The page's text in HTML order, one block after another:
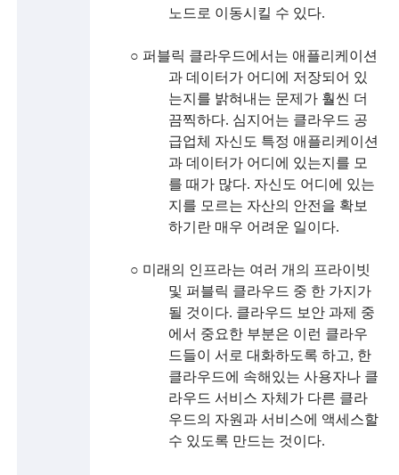
e
노드로 이동시킬 수 있다.
○ 퍼블릭 클라우드에서는 애플리케이션
과 데이터가 어디에 저장되어 있
는지를 밝혀내는 문제가 훨씬 더
끔찍하다. 심지어는 클라우드 공
급업체 자신도 특정 애플리케이션
과 데이터가 어디에 있는지를 모
를 때가 많다. 자신도 어디에 있는
지를 모르는 자산의 안전을 확보
하기란 매우 어려운 일이다.
○ 미래의 인프라는 여러 개의 프라이빗
및 퍼블릭 클라우드 중 한 가지가
될 것이다. 클라우드 보안 과제 중
에서 중요한 부분은 이런 클라우
드들이 서로 대화하도록 하고, 한
클라우드에 속해있는 사용자나 클
라우드 서비스 자체가 다른 클라
우드의 자원과 서비스에 액세스할
수 있도록 만드는 것이다.